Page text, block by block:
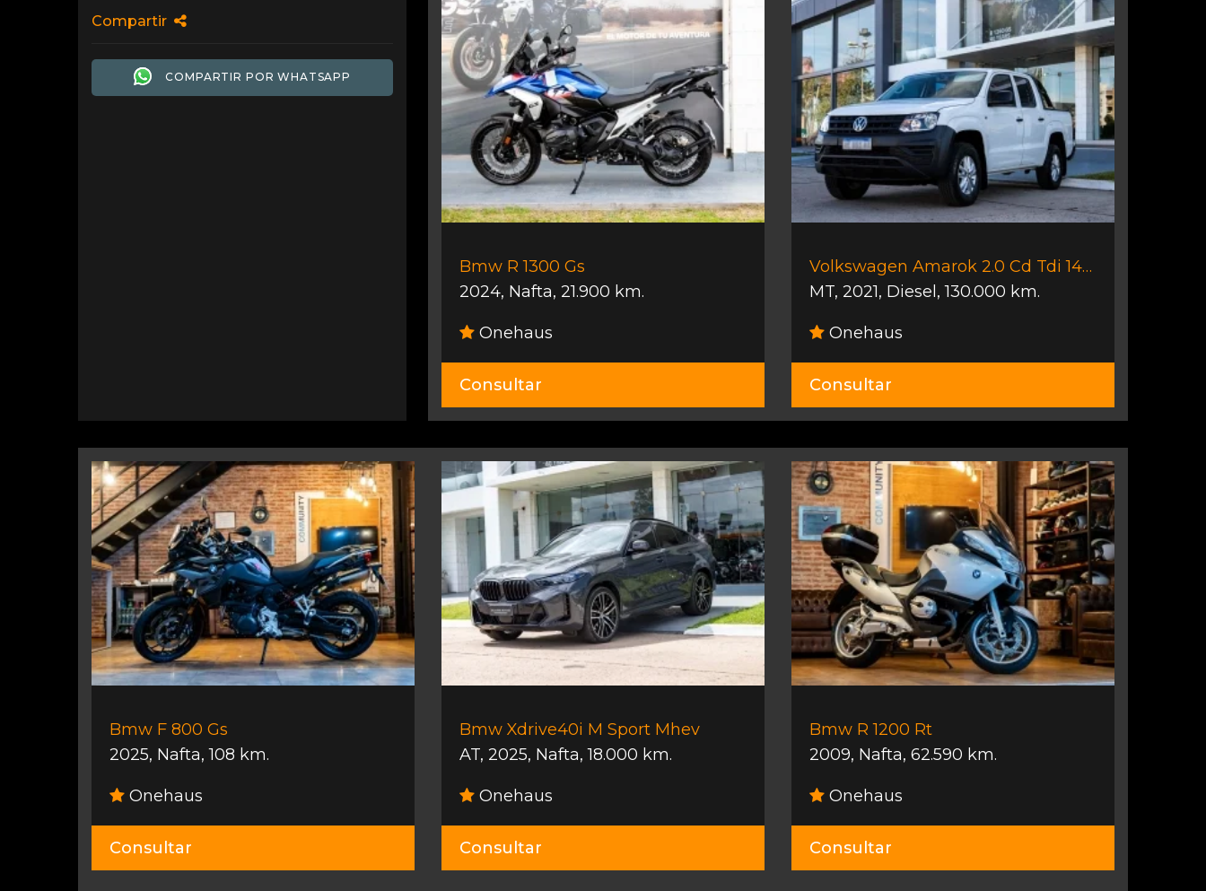
Compartir
COMPARTIR POR WHATSAPP
Bmw R 1300 Gs
2024, Nafta, 21.900 km.
Onehaus
Consultar
Volkswagen Amarok 2.0 Cd Tdi 140cv T
MT, 2021, Diesel ,130.000 km.
Onehaus
Consultar
Bmw F 800 Gs
2025, Nafta,108 km.
Onehaus
Consultar
Bmw Xdrive40i M Sport Mhev
AT, 2025, Nafta,18.000 km.
Onehaus
Consultar
Bmw R 1200 Rt
2009, Nafta, 62.590 km.
Onehaus
Consultar